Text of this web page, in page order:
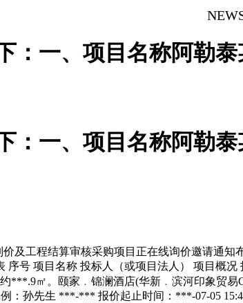
：一、项目名称阿勒泰
：一、项目名称阿勒泰
价及工程结算审核采购项目正在线询价邀请通知
序号 项目名称 投标人（或项目法人） 项目概
***.9㎡。颐家﹒锦澜酒店(华新﹒滨河印象贸
：孙先生 ***-*** 报价起止时间：***-07-05